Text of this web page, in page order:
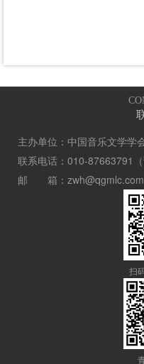
主办单位：中国音乐文学学
联系电话：010-87663791
邮 箱：zwh@qgmlc.com
扫